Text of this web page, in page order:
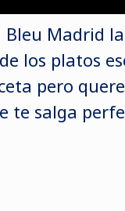
Bleu Madrid
los platos
pero
te salga